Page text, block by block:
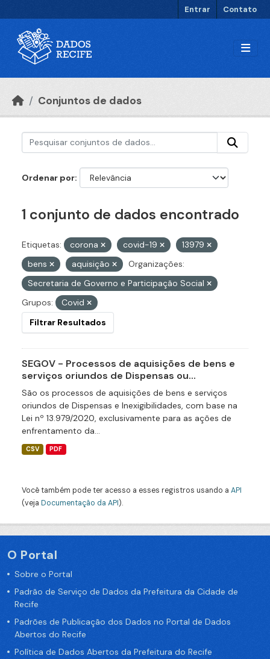
Entrar Contato
Conjuntos de dados
Ordenar por
1 conjunto de dados encontrado
Etiquetas: corona covid-19
13979
bens
aquisição
Organizações:
Secretaria de Governo e Participação Social
Grupos:
Covid
Filtrar Resultados
SEGOV - Processos de aquisições de bens e
serviços oriundos de Dispensas ou...
São os processos de aquisições de bens e serviços
oriundos de Dispensas e Inexigibilidades, com base na
Lei nº 13.979/2020, exclusivamente para as ações de
enfrentamento da...
CSV PDF
Você também pode ter acesso a esses registros usando a API
(veja Documentação da API).
O Portal
Sobre o Portal
Padrão de Serviço de Dados da Prefeitura da Cidade de
Recife
Padrões de Publicação dos Dados no Portal de Dados
Abertos do Recife
Política de Dados Abertos da Prefeitura do Recife